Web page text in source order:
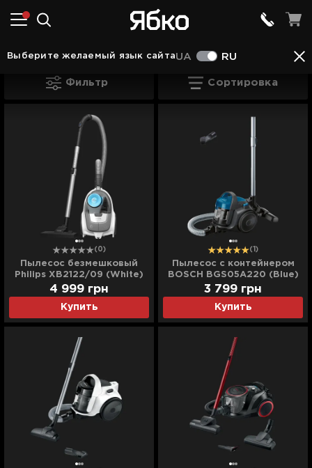
Выберите желаемый язык сайтаUA RU
Пылесосы Пылесосы Bosch (5)
Пылесосы Bosch
Фильтр Сортировка
(0)
Пылесос безмешковый
Philips XB2122/09 (White)
Купить
4 999 грн
(1)
Пылесос с контейнером
BOSCH BGS05A220 (Blue)
Купить
3 799 грн